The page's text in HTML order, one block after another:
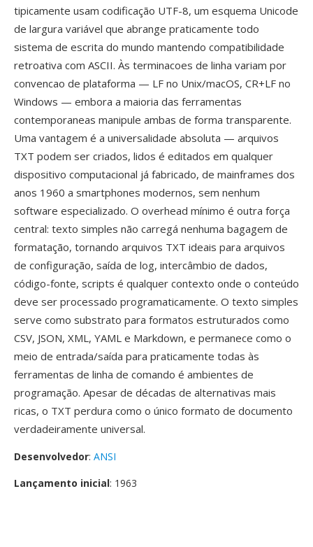
tipicamente usam codificação UTF-8, um esquema Unicode
de largura variável que abrange praticamente todo
sistema de escrita do mundo mantendo compatibilidade
retroativa com ASCII. Às terminacoes de linha variam por
convencao de plataforma — LF no Unix/macOS, CR+LF no
Windows — embora a maioria das ferramentas
contemporaneas manipule ambas de forma transparente.
Uma vantagem é a universalidade absoluta — arquivos
TXT podem ser criados, lidos é editados em qualquer
dispositivo computacional já fabricado, de mainframes dos
anos 1960 a smartphones modernos, sem nenhum
software especializado. O overhead mínimo é outra força
central: texto simples não carregá nenhuma bagagem de
formatação, tornando arquivos TXT ideais para arquivos
de configuração, saída de log, intercâmbio de dados,
código-fonte, scripts é qualquer contexto onde o conteúdo
deve ser processado programaticamente. O texto simples
serve como substrato para formatos estruturados como
CSV, JSON, XML, YAML e Markdown, e permanece como o
meio de entrada/saída para praticamente todas às
ferramentas de linha de comando é ambientes de
programação. Apesar de décadas de alternativas mais
ricas, o TXT perdura como o único formato de documento
verdadeiramente universal.
Desenvolvedor: ANSI
Lançamento inicial: 1963